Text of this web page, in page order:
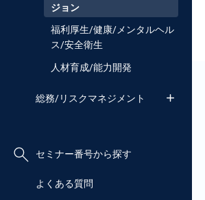
ジョン
福利厚生/健康/メンタルヘル
ス/安全衛生
人材育成/能力開発
総務/リスクマネジメント
セミナー番号から探す
よくある質問